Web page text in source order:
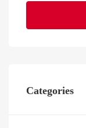
Categories